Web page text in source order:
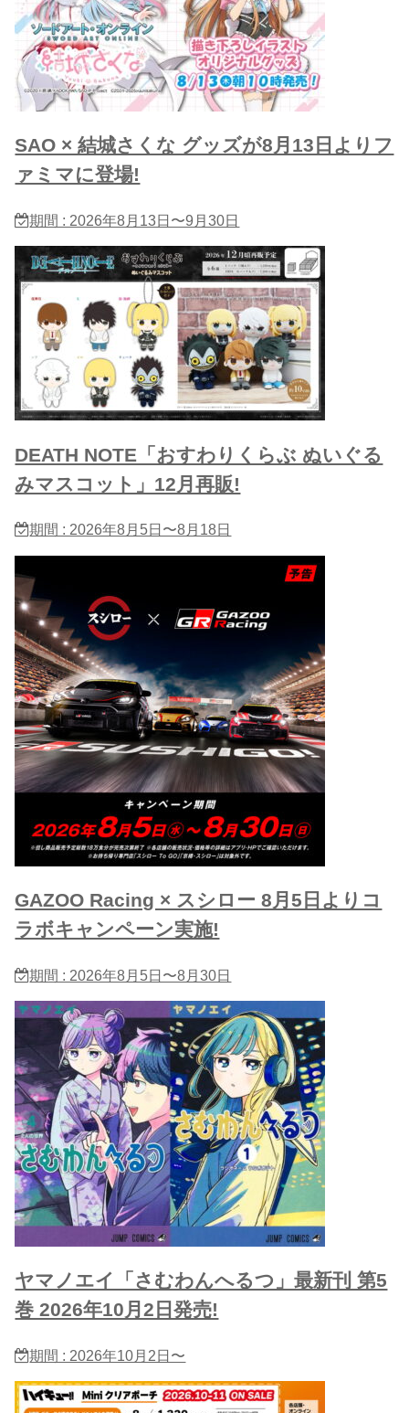
SAO × 結城さくな グッズが8月13日よりフ
ァミマに登場!
期間 : 2026年8月13日〜9月30日
DEATH NOTE「おすわりくらぶ ぬいぐる​
みマスコット」12月再販!
期間 : 2026年8月5日〜8月18日
GAZOO Racing × スシロー 8月5日よりコ
ラボキャンペーン実施!
期間 : 2026年8月5日〜8月30日
ヤマノエイ「さむわんへるつ」最新刊 第5
巻 2026年10月2日発売!
期間 : 2026年10月2日〜